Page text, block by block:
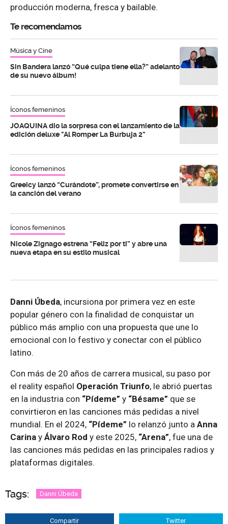
producción moderna, fresca y bailable.
Te recomendamos
Música y Cine
Sin Bandera lanzó “Qué culpa tiene ella?” adelanto
de su nuevo álbum!
Íconos femeninos
JOAQUINA dio la sorpresa con el lanzamiento de la
edición deluxe "Al Romper La Burbuja 2"
Íconos femeninos
Greeicy lanzó “Curándote”, promete convertirse en
la canción del verano
Íconos femeninos
Nicole Zignago estrena “Feliz por ti” y abre una
nueva etapa en su estilo musical
Danni Úbeda, incursiona por primera vez en este
popular género con la finalidad de conquistar un
público más amplio con una propuesta que une lo
emocional con lo festivo y conectar con el público
latino.
Con más de 20 años de carrera musical, su paso por
el reality español Operación Triunfo, le abrió puertas
en la industria con “Pídeme” y “Bésame” que se
convirtieron en las canciones más pedidas a nivel
mundial. En el 2024, “Pídeme” lo relanzó junto a Anna
Carina y Álvaro Rod y este 2025, “Arena”, fue una de
las canciones más pedidas en las principales radios y
plataformas digitales.
Tags: Danni Úbeda
Compartir Twitter